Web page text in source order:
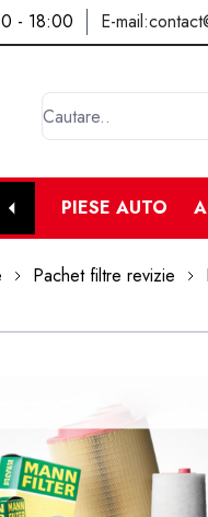
- 18:00 E-mail:
PIESE AUTO
Pachet filtre revizie